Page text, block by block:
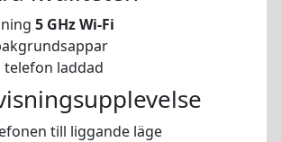
5 GHz Wi-Fi
telefon laddad
till liggande läge